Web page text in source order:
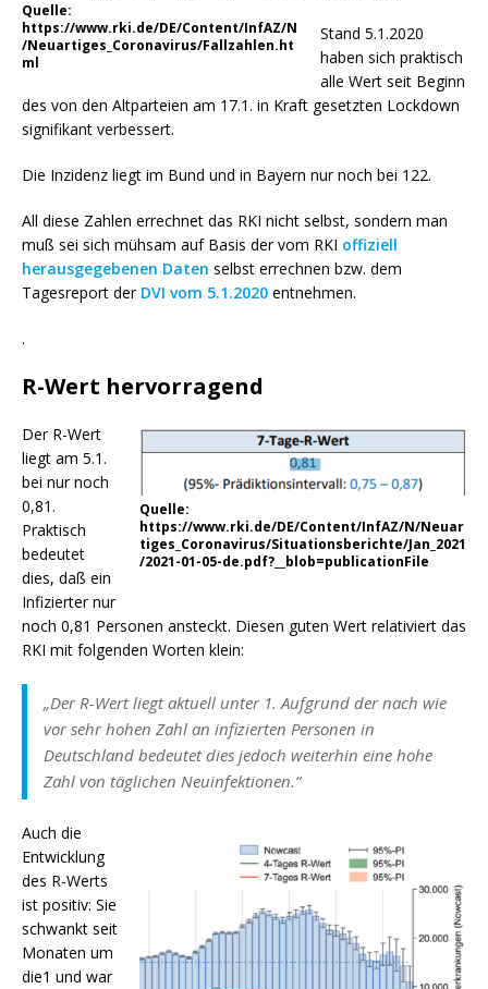
Quelle:
https://www.rki.de/DE/Content/InfAZ/N
/Neuartiges_Coronavirus/Fallzahlen.ht
ml
Stand 5.1.2020
haben sich praktisch
alle Wert seit Beginn
des von den Altparteien am 17.1. in Kraft gesetzten Lockdown
signifikant verbessert.
Die Inzidenz liegt im Bund und in Bayern nur noch bei 122.
All diese Zahlen errechnet das RKI nicht selbst, sondern man
muß sei sich mühsam auf Basis der vom RKI offiziell
herausgegebenen Daten selbst errechnen bzw. dem
Tagesreport der DVI vom 5.1.2020 entnehmen.
.
R-Wert hervorragend
Quelle:
https://www.rki.de/DE/Content/InfAZ/N/Neuar
tiges_Coronavirus/Situationsberichte/Jan_2021
/2021-01-05-de.pdf?__blob=publicationFile
Der R-Wert
liegt am 5.1.
bei nur noch
0,81.
Praktisch
bedeutet
dies, daß ein
Infizierter nur
noch 0,81 Personen ansteckt. Diesen guten Wert relativiert das
RKI mit folgenden Worten klein:
„Der R-Wert liegt aktuell unter 1. Aufgrund der nach wie
vor sehr hohen Zahl an infizierten Personen in
Deutschland bedeutet dies jedoch weiterhin eine hohe
Zahl von täglichen Neuinfektionen.“
Auch die
Entwicklung
des R-Werts
ist positiv: Sie
schwankt seit
Monaten um
die1 und war